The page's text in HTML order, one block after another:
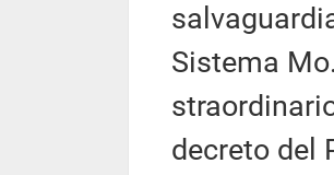
Sistema
decreto del